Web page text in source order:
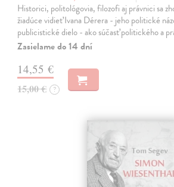
Historici, politológovia, filozofi aj právnici sa
žiadúce vidieť Ivana Dérera - jeho politické
publicistické dielo - ako súčasť politického a
Zasielame do 14 dní
14,55 €
15,00 € ?